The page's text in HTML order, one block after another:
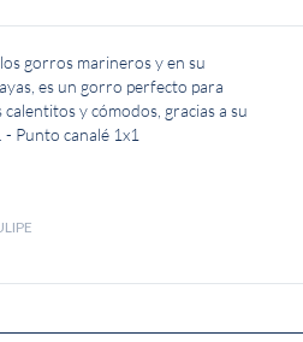
gorros marineros y en su
es un gorro perfecto para
y cómodos, gracias a su
- Punto canalé 1x1